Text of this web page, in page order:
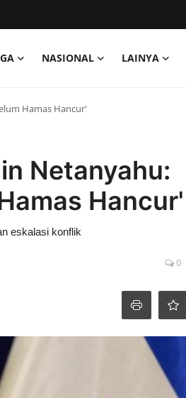
NASIONAL
LAINYA
Hamas Hancur'
Netanyahu:
Hancur'
eskalasi konflik
0